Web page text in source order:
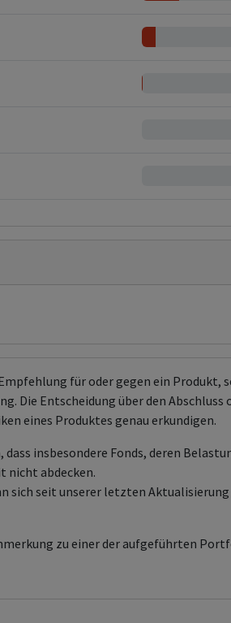
für oder gegen ein
Die Entscheidung über den
eines Produktes genau erkundigen.
insbesondere Fonds, deren
nicht abdecken.
sich seit unserer letzten
zu einer der aufgeführten